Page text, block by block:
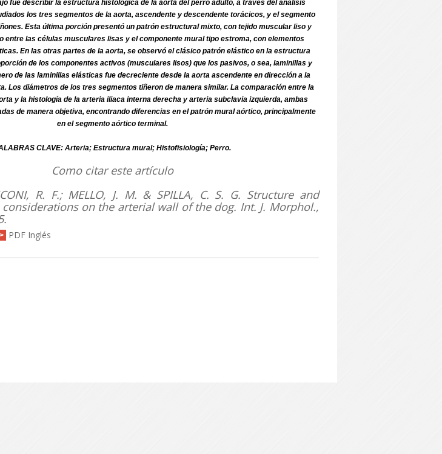
fue describir la estructura histológica de la aorta del perro adulto, a través del análisis
los tres segmentos de la aorta, ascendente y descendente torácicos, y el segmento
Esta última porción presentó un patrón estructural mixto, con tejido muscular liso y
entre las células musculares lisas y el componente mural tipo estroma, con elementos
En las otras partes de la aorta, se observó el clásico patrón elástico en la estructura
de los componentes activos (musculares lisos) que los pasivos, o sea, laminillas y
de las laminillas elásticas fue decreciente desde la aorta ascendente en dirección a la
Los diámetros de los tres segmentos tiñeron de manera similar. La comparación entre la
y la histología de la arteria iliaca interna derecha y arteria subclavia izquierda, ambas
de manera objetiva, encontrando diferencias en el patrón mural aórtico, principalmente
en el segmento aórtico terminal.
CLAVE: Arteria; Estructura mural; Histofisiología; Perro.
Como citar este artículo
R. F.; MELLO, J. M. & SPILLA, C. S. G. Structure and
on the arterial wall of the dog. Int. J. Morphol.,
> PDF Inglés